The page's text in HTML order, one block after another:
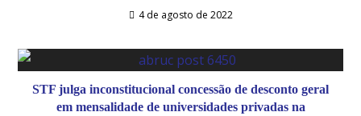
4 de agosto de 2022
STF julga inconstitucional concessão de desconto geral
em mensalidade de universidades privadas na